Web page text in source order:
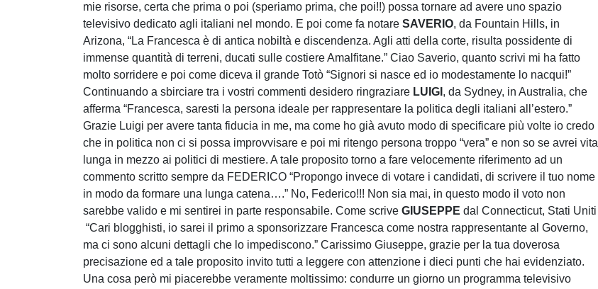
mie risorse, certa che prima o poi (speriamo prima, che poi!!) possa tornare ad avere uno spazio
televisivo dedicato agli italiani nel mondo. E poi come fa notare SAVERIO, da Fountain Hills, in
Arizona, “La Francesca è di antica nobiltà e discendenza. Agli atti della corte, risulta possidente di
immense quantità di terreni, ducati sulle costiere Amalfitane.” Ciao Saverio, quanto scrivi mi ha fatto
molto sorridere e poi come diceva il grande Totò “Signori si nasce ed io modestamente lo nacqui!”
Continuando a sbirciare tra i vostri commenti desidero ringraziare LUIGI , da Sydney, in Australia, che
afferma “Francesca, saresti la persona ideale per rappresentare la politica degli italiani all’estero.”
Grazie Luigi per avere tanta fiducia in me, ma come ho già avuto modo di specificare più volte io credo
che in politica non ci si possa improvvisare e poi mi ritengo persona troppo “vera” e non so se avrei vita
lunga in mezzo ai politici di mestiere. A tale proposito torno a fare velocemente riferimento ad un
commento scritto sempre da FEDERICO “Propongo invece di votare i candidati, di scrivere il tuo nome
in modo da formare una lunga catena….” No, Federico!!! Non sia mai, in questo modo il voto non
sarebbe valido e mi sentirei in parte responsabile. Come scrive GIUSEPPE dal Connecticut, Stati Uniti
“Cari blogghisti, io sarei il primo a sponsorizzare Francesca come nostra rappresentante al Governo,
ma ci sono alcuni dettagli che lo impediscono.” Carissimo Giuseppe, grazie per la tua doverosa
precisazione ed a tale proposito invito tutti a leggere con attenzione i dieci punti che hai evidenziato.
Una cosa però mi piacerebbe veramente moltissimo: condurre un giorno un programma televisivo